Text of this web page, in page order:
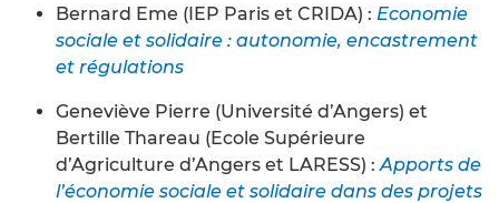
Bernard Eme (IEP Paris et CRIDA) : Economie
sociale et solidaire : autonomie, encastrement
et régulations
Geneviève Pierre (Université d’Angers) et
Bertille Thareau (Ecole Supérieure
d’Agriculture d’Angers et LARESS) : Apports de
l’économie sociale et solidaire dans des projets